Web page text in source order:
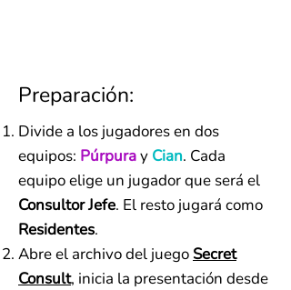
Preparación:
Divide a los jugadores en dos
equipos: Púrpuray Cian. Cada
equipo elige un jugador que será el
Consultor Jefe. El resto jugará como
Residentes.
Abre el archivo del juego Secret
Consult, inicia la presentación desde